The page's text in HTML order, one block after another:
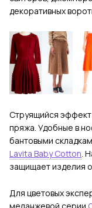
декоративных
Струящийся эффект
пряжа. Удобные в
бантовыми
Lavita Baby Cotton .
защищает изделия
Для цветовых